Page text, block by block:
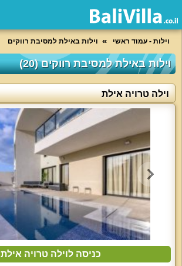
וילות - עמוד ראשי וילות באילת למסיבת רווקים
וילות באילת למסיבת רווקים (20)
וילה טרויה אילת
כניסה לוילה טרויה אילת